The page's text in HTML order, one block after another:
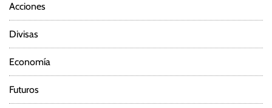
Acciones
Divisas
Economía
Futuros